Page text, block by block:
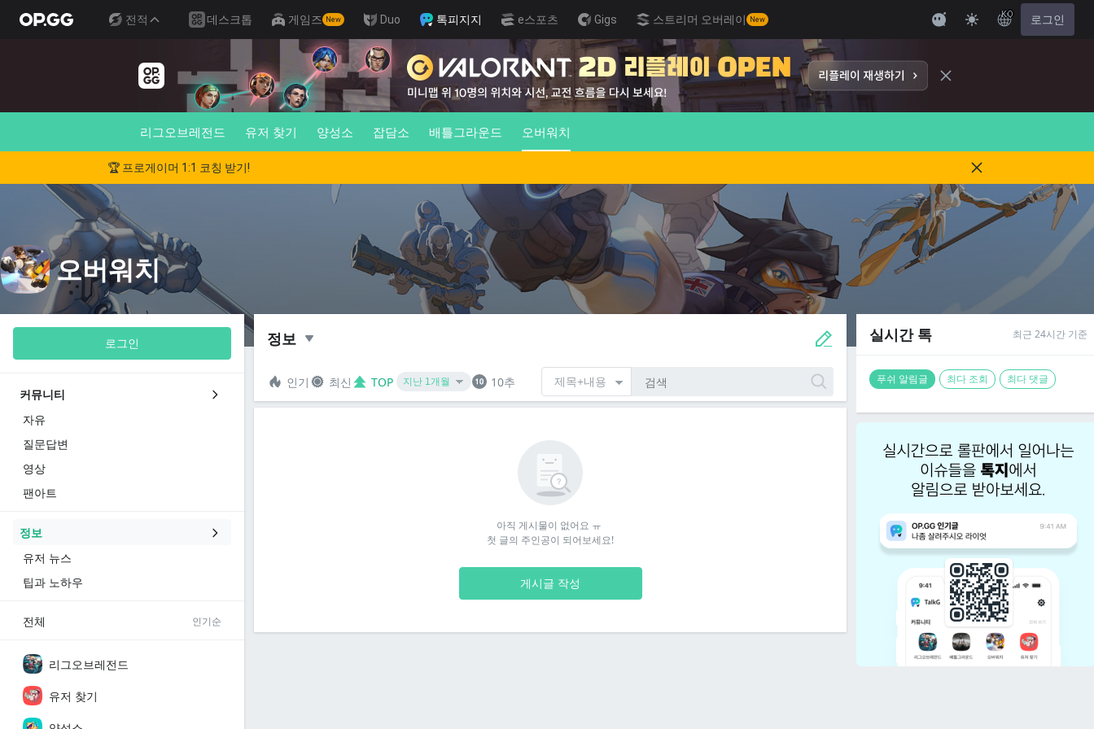
전적 데스크톱 게임즈 New Duo 톡피지지 e스포츠 Gigs 스트리머 오버레이 New
KO 로그인
리그오브레전드 유저 찾기 양성소 잡담소 배틀그라운드 오버워치
🏆 프로게이머 1:1 코칭 받기!
오버워치
로그인
커뮤니티
자유
질문답변
영상
팬아트
정보
유저 뉴스
팁과 노하우
전체 인기순
리그오브레전드
유저 찾기
정보
인기 최신 TOP 10추
아직 게시물이 없어요 ㅠ
첫 글의 주인공이 되어보세요!
게시글 작성
실시간 톡 최근 24시간 기준
푸쉬 알림글 최다 조회 최다 댓글